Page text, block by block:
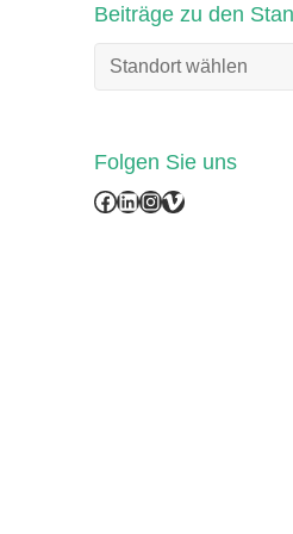
Beiträge zu den
Folgen Sie uns
Facebook
LinkedIn
Instagram
Vimeo